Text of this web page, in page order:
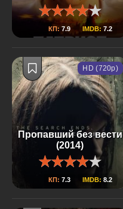
КП:7.9 IMDB: 7.2
Пропавший без вести
(2014)
КП: 7.3 IMDB: 8.2
HD (720p)